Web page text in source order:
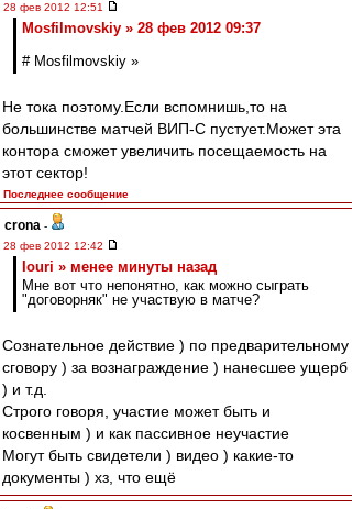
28 фев 2012 12:51
Mosfilmovskiy » 28 фев 2012 09:37
# Mosfilmovskiy »
Не тока поэтому.Если вспомнишь,то на
большинстве матчей ВИП-С пустует.Может эта
контора сможет увеличить посещаемость на
этот сектор!
Последнее сообщение
crona -
28 фев 2012 12:42
Iouri » менее минуты назад
Мне вот что непонятно, как можно сыграть
"договорняк" не участвую в матче?
Сознательное действие ) по предварительному
сговору ) за вознаграждение ) нанесшее ущерб
) и т.д.
Строго говоря, участие может быть и
косвенным ) и как пассивное неучастие
Могут быть свидетели ) видео ) какие-то
документы ) хз, что ещё